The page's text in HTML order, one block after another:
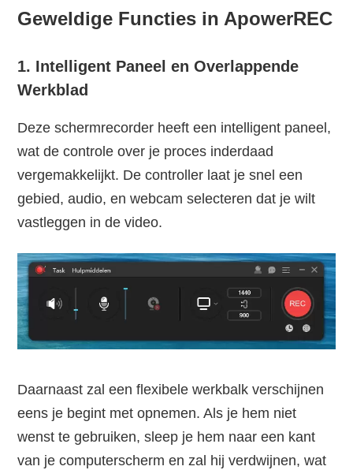
Geweldige Functies in ApowerREC
1. Intelligent Paneel en Overlappende
Werkblad
Deze schermrecorder heeft een intelligent paneel,
wat de controle over je proces inderdaad
vergemakkelijkt. De controller laat je snel een
gebied, audio, en webcam selecteren dat je wilt
vastleggen in de video.
Daarnaast zal een flexibele werkbalk verschijnen
eens je begint met opnemen. Als je hem niet
wenst te gebruiken, sleep je hem naar een kant
van je computerscherm en zal hij verdwijnen, wat